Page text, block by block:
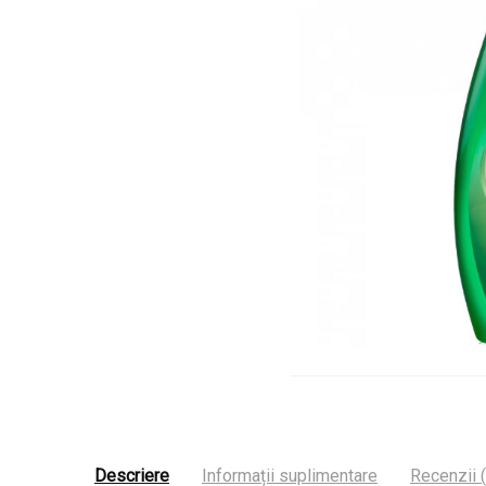
Descriere Informații suplimentare Recenzii